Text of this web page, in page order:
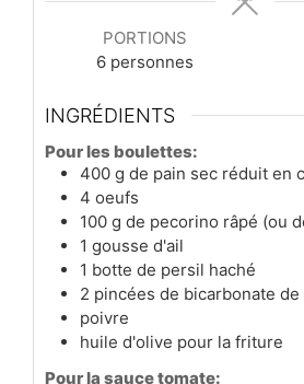
PORTIONS
6 personnes
INGRÉDIENTS
Pour les boulettes:
400 g de pain sec réduit en
4 oeufs
100 g de pecorino râpé (ou
1 gousse d'ail
1 botte de persil haché
2 pincées de bicarbonate de
poivre
huile d'olive pour la friture
Pour la sauce tomate: